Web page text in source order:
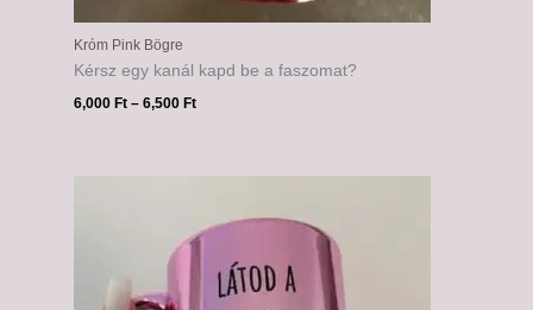
Króm Pink Bögre
Kérsz egy kanál kapd be a faszomat?
6,000 Ft – 6,500 Ft
6,500 Ft